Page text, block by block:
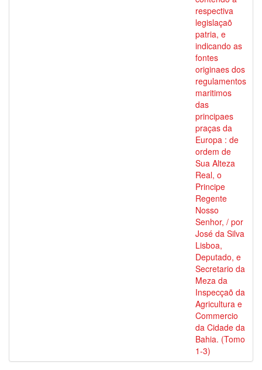
respectiva
legislaçaõ
patria, e
indicando as
fontes
originaes dos
regulamentos
maritimos
das
principaes
praças da
Europa : de
ordem de
Sua Alteza
Real, o
Principe
Regente
Nosso
Senhor, / por
José da Silva
Lisboa,
Deputado, e
Secretario da
Meza da
Inspecçaõ da
Agricultura e
Commercio
da Cidade da
Bahia. (Tomo
1-3)